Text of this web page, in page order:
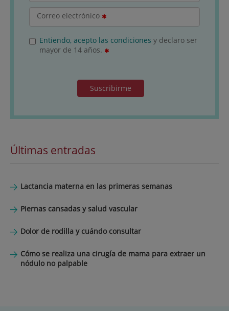
Correo electrónico
Entiendo, acepto las condiciones y declaro ser
mayor de 14 años.
Suscribirme
Últimas entradas
Lactancia materna en las primeras semanas
Piernas cansadas y salud vascular
Dolor de rodilla y cuándo consultar
Cómo se realiza una cirugía de mama para extraer un
nódulo no palpable